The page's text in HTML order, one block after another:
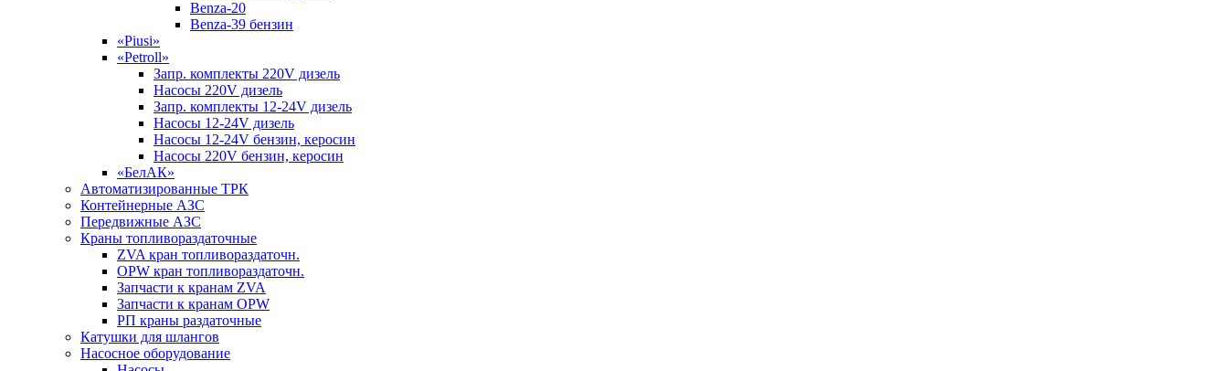
Benza-20
Benza-39 бензин
«Piusi»
«Petroll»
Запр. комплекты 220V дизель
Насосы 220V дизель
Запр. комплекты 12-24V дизель
Насосы 12-24V дизель
Насосы 12-24V бензин, керосин
Насосы 220V бензин, керосин
«БелАК»
Автоматизированные ТРК
Контейнерные АЗС
Передвижные АЗС
Краны топливораздаточные
ZVA кран топливораздаточн.
OPW кран топливораздаточн.
Запчасти к кранам ZVA
Запчасти к кранам OPW
РП краны раздаточные
Катушки для шлангов
Насосное оборудование